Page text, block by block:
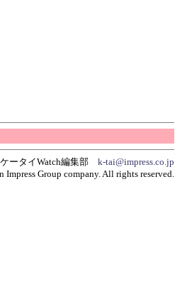
ケータイWatch編集部 k-tai@impress.co.jp
Group company. All rights reserved.